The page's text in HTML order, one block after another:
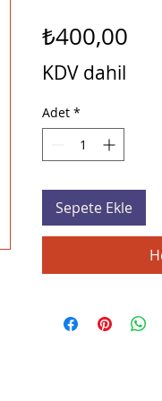
₺400,00
KDV dahil
Adet *
Sepete Ekle